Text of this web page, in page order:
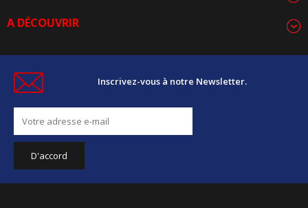
A DÉCOUVRIR
Inscrivez-vous à notre Newsletter.